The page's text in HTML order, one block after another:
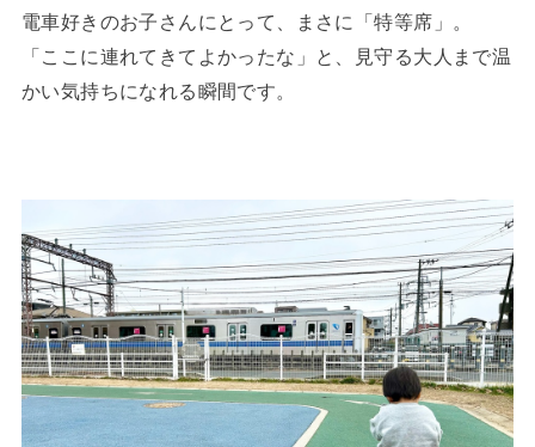
電車好きのお子さんにとって、まさに「特等席」。
「ここに連れてきてよかったな」と、見守る大人まで温
かい気持ちになれる瞬間です。